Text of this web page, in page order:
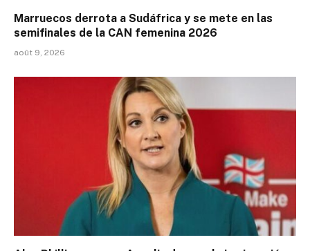
Marruecos derrota a Sudáfrica y se mete en las
semifinales de la CAN femenina 2026
août 9, 2026